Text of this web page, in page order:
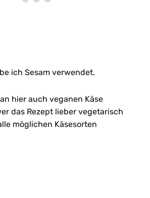
ich Sesam verwendet.
hier auch veganen Käse
das Rezept lieber vegetarisch
möglichen Käsesorten